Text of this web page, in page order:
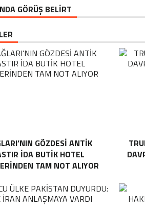
GÖRÜŞ BELİRT
GÖZDESI ANTIK
İDA BUTIK HOTEL
TAM NOT ALIYOR